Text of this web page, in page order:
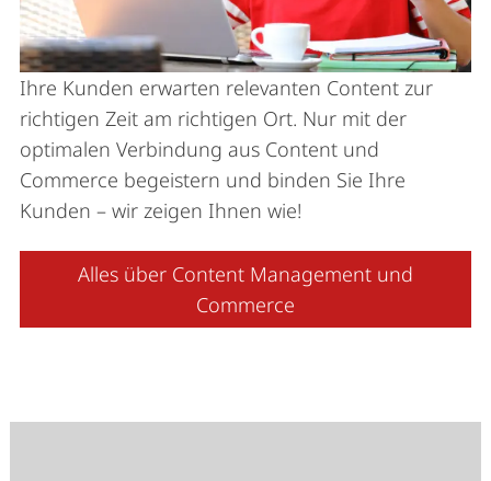
Ihre Kunden erwarten relevanten Content zur
richtigen Zeit am richtigen Ort. Nur mit der
optimalen Verbindung aus Content und
Commerce begeistern und binden Sie Ihre
Kunden – wir zeigen Ihnen wie!
Alles über Content Management und
Commerce